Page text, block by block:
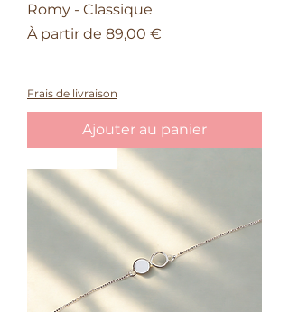
Romy - Classique
À partir de 89,00 €
Prix promotionnel
Frais de livraison
Ajouter au panier